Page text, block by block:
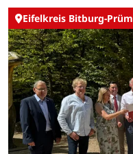
Eifelkreis Bitburg-Prüm